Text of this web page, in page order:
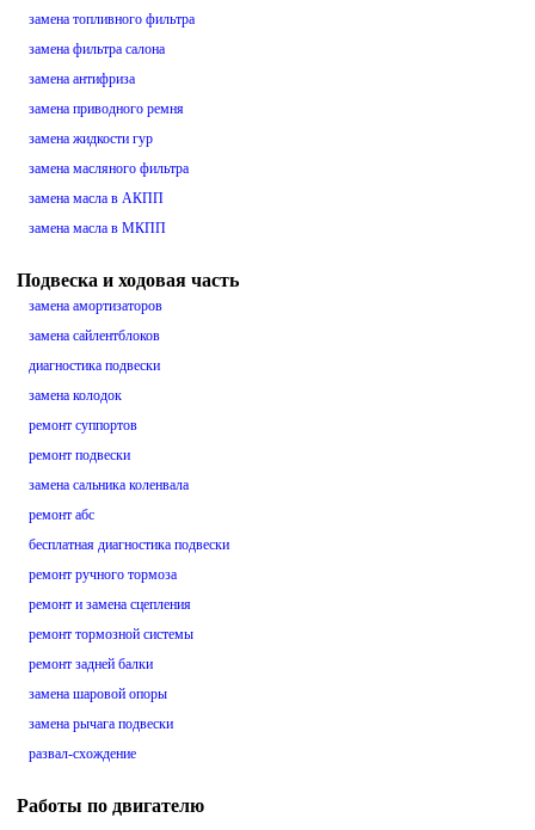
замена топливного фильтра
замена фильтра салона
замена антифриза
замена приводного ремня
замена жидкости гур
замена масляного фильтра
замена масла в АКПП
замена масла в МКПП
Подвеска и ходовая часть
замена амортизаторов
замена сайлентблоков
диагностика подвески
замена колодок
ремонт суппортов
ремонт подвески
замена сальника коленвала
ремонт абс
бесплатная диагностика подвески
ремонт ручного тормоза
ремонт и замена сцепления
ремонт тормозной системы
ремонт задней балки
замена шаровой опоры
замена рычага подвески
развал-схождение
Работы по двигателю